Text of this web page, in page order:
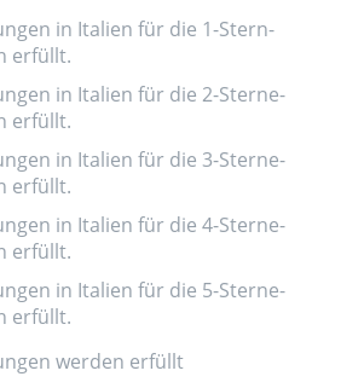
in Italien für die 1-Stern-
erfüllt.
in Italien für die 2-Sterne-
erfüllt.
in Italien für die 3-Sterne-
erfüllt.
in Italien für die 4-Sterne-
erfüllt.
in Italien für die 5-Sterne-
erfüllt.
werden erfüllt